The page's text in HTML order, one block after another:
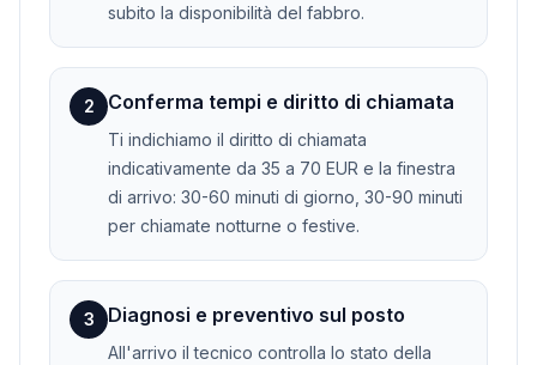
subito la disponibilità del fabbro.
2 Conferma tempi e diritto di chiamata
Ti indichiamo il diritto di chiamata
indicativamente da 35 a 70 EUR e la finestra
di arrivo: 30-60 minuti di giorno, 30-90 minuti
per chiamate notturne o festive.
3 Diagnosi e preventivo sul posto
All'arrivo il tecnico controlla lo stato della